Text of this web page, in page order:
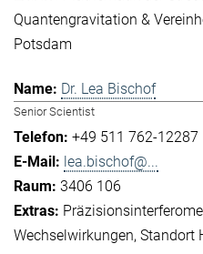
Quantengravitation &
Potsdam
Dr. Lea Bischof
Senior Scientist
+49 511 762-12287
lea.bischof@...
3406 106
Wechselwirkungen Standort